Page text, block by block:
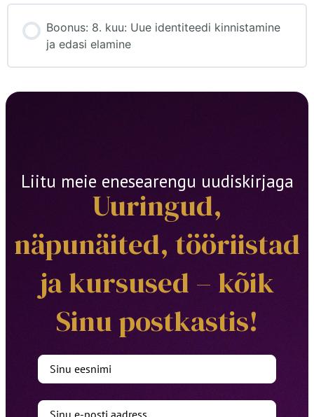
Boonus: 8. kuu: Uue identiteedi kinnistamine
ja edasi elamine
Liitu meie enesearengu uudiskirjaga
Uuringud,
näpunäited, tööriistad
ja kursused – kõik
Sinu postkastis!